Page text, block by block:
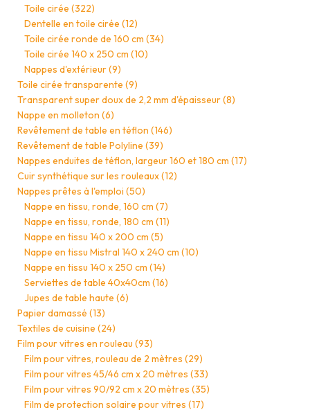
Toile cirée (322)
Dentelle en toile cirée (12)
Toile cirée ronde de 160 cm (34)
Toile cirée 140 x 250 cm (10)
Nappes d'extérieur(9)
Toile cirée transparente (9)
Transparent super doux de 2,2 mm d'épaisseur(8)
Nappe en molleton (6)
Revêtement de table en téflon (146)
Revêtement de table Polyline (39)
Nappes enduites de téflon, largeur 160 et 180 cm (17)
Cuir synthétique sur les rouleaux(12)
Nappes prêtes à l'emploi (50)
Nappe en tissu, ronde, 160 cm (7)
Nappe en tissu, ronde, 180 cm (11)
Nappe en tissu 140 x 200 cm (5)
Nappe en tissu Mistral 140 x 240 cm (10)
Nappe en tissu 140 x 250 cm (14)
Serviettes de table 40x40cm (16)
Jupes de table haute (6)
Papier damassé (13)
Textiles de cuisine (24)
Film pour vitres en rouleau (93)
Film pour vitres, rouleau de 2 mètres (29)
Film pour vitres 45/46 cm x 20 mètres (33)
Film pour vitres 90/92 cm x 20 mètres (35)
Film de protection solaire pour vitres (17)